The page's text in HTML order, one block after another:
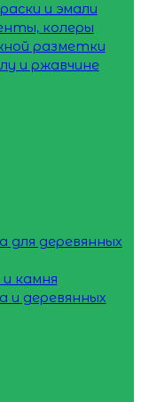
и эмали
колеры
разметки
и ржавчине
для деревянных
камня
и деревянных